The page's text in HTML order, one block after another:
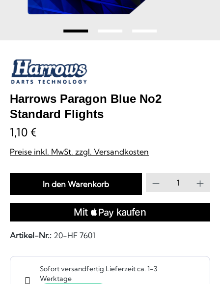
Harrows Paragon Blue No2
Standard Flights
1,10 €
Preise inkl. MwSt. zzgl. Versandkosten
Produkt
In den Warenkorb
Artikel-Nr.: 20-HF 7601
Sofort versandfertig Lieferzeit ca. 1-3
Werktage